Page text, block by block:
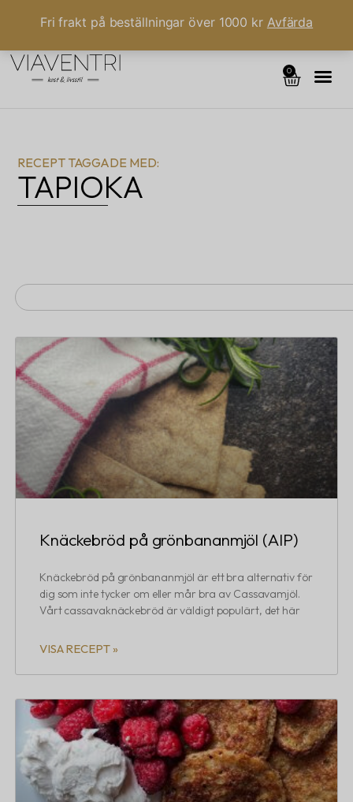
Fri frakt på beställningar över 1000 kr Avfärda
0
RECEPT TAGGADE MED:
TAPIOKA
Knäckebröd på grönbananmjöl (AIP)
Knäckebröd på grönbananmjöl är ett bra alternativ för
dig som inte tycker om eller mår bra av Cassavamjöl.
Vårt cassavaknäckebröd är väldigt populärt, det här
VISA RECEPT »